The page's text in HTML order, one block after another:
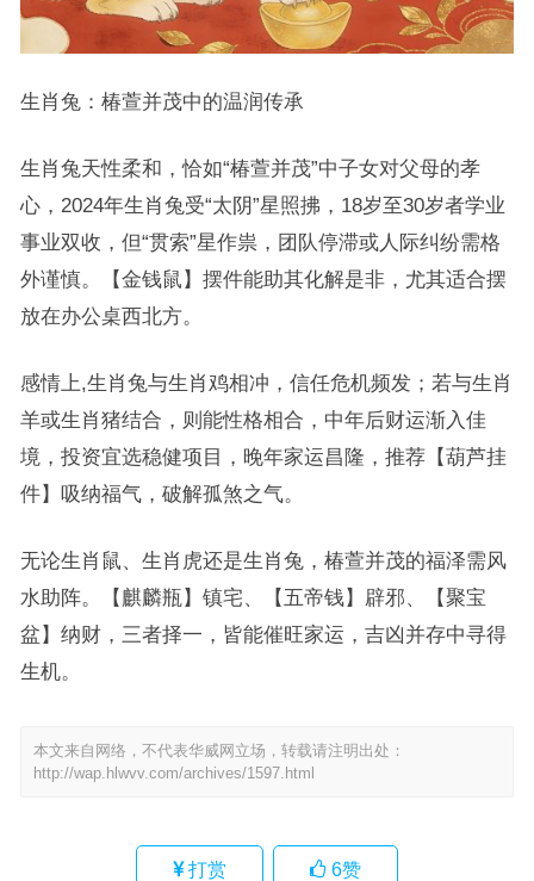
生肖兔：椿萱并茂中的温润传承
生肖兔天性柔和，恰如“椿萱并茂”中子女对父母的孝
心，2024年生肖兔受“太阴”星照拂，18岁至30岁者学业
事业双收，但“贯索”星作祟，团队停滞或人际纠纷需格
外谨慎。【金钱鼠】摆件能助其化解是非，尤其适合摆
放在办公桌西北方。
感情上,生肖兔与生肖鸡相冲，信任危机频发；若与生肖
羊或生肖猪结合，则能性格相合，中年后财运渐入佳
境，投资宜选稳健项目，晚年家运昌隆，推荐【葫芦挂
件】吸纳福气，破解孤煞之气。
无论生肖鼠、生肖虎还是生肖兔，椿萱并茂的福泽需风
水助阵。【麒麟瓶】镇宅、【五帝钱】辟邪、【聚宝
盆】纳财，三者择一，皆能催旺家运，吉凶并存中寻得
生机。
本文来自网络，不代表华威网立场，转载请注明出处：
http://wap.hlwvv.com/archives/1597.html
打赏 6赞